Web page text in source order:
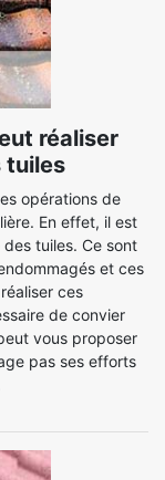
réaliser
tuiles
opérations de
En effet, il est
tuiles. Ce sont
et ces
ces
de convier
vous proposer
pas ses efforts